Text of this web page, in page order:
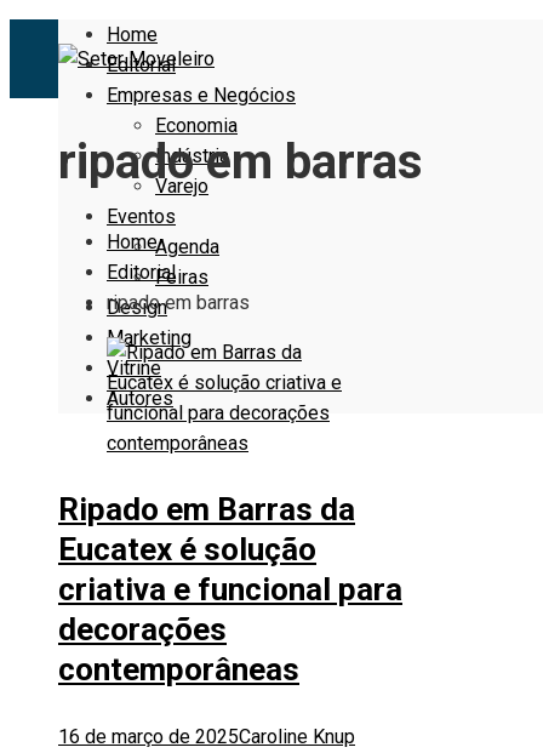
Home
Editorial
Empresas e Negócios
Economia
Indústria
Varejo
Eventos
Agenda
Feiras
Design
Marketing
Vitrine
Autores
ripado em barras
Home
Editorial
ripado em barras
Ripado em Barras da
Eucatex é solução
criativa e funcional para
decorações
contemporâneas
16 de março de 2025Caroline Knup